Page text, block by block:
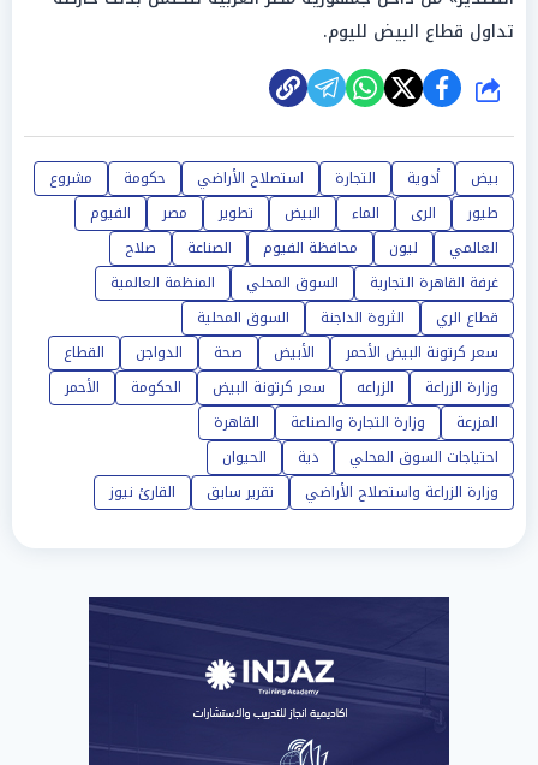
تداول قطاع البيض لليوم.
شارك
بيض أدوية التجارة استصلاح الأراضي حكومة
مشروع
طيور
الرى الماء البيض تطوير مصر
الفيوم
العالمي
ليون محافظة الفيوم الصناعة
صلاح
غرفة القاهرة التجارية
السوق المحلي
المنظمة العالمية
قطاع الري
الثروة الداجنة
السوق المحلية
سعر كرتونة البيض الأحمر
الأبيض صحة الدواجن
القطاع
وزارة الزراعة
الزراعه سعر كرتونة البيض الحكومة
الأحمر
المزرعة
وزارة التجارة والصناعة
القاهرة
احتياجات السوق المحلي
دية
الحيوان
وزارة الزراعة واستصلاح الأراضي
تقرير سابق القارئ نيوز